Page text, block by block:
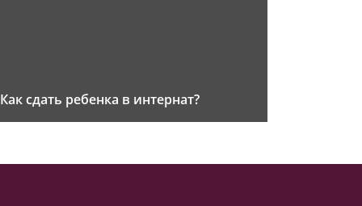
Как сдать ребенка в интернат?